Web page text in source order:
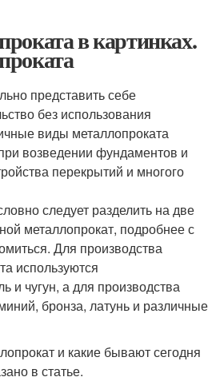
в картинках.
представить себе
без использования
виды металлопроката
возведении фундаментов и
перекрытий и многого
следует разделить на две
металлопрокат, подробнее с
Для производства
используются
и чугун, а для производства
бронза, латунь и различные
и какие бывают сегодня
в статье.